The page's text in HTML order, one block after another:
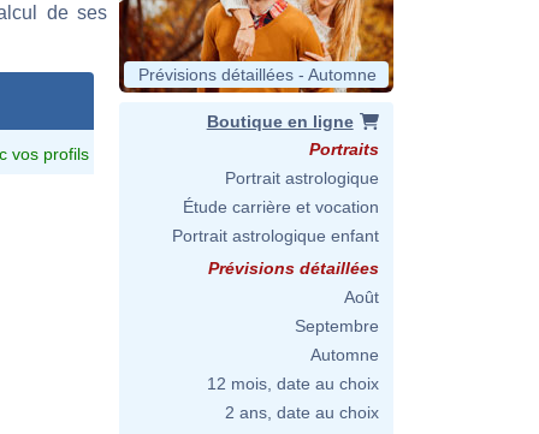
de ses
vos profils
Prévisions détaillées - Automne
Boutique en ligne
Portraits
Portrait astrologique
Étude carrière et vocation
Portrait astrologique enfant
Prévisions détaillées
Août
Septembre
Automne
12 mois, date au choix
2 ans, date au choix